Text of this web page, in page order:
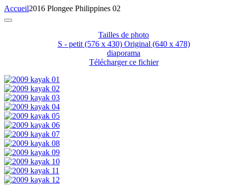
Accueil2016 Plongee Philippines 02
Tailles de photo
S - petit(576 x 430) Original (640 x 478)
diaporama
Télécharger ce fichier